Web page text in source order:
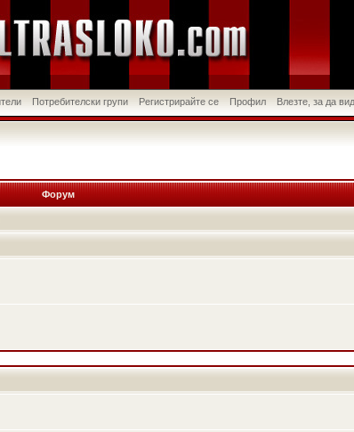
Потребителски групи Регистрирайте се Профил Влезте, за да
Форум